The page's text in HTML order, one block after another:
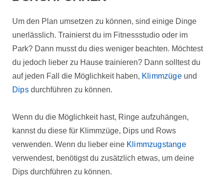
Um den Plan umsetzen zu können, sind einige Dinge
unerlässlich. Trainierst du im Fitnessstudio oder im
Park? Dann musst du dies weniger beachten. Möchtest
du jedoch lieber zu Hause trainieren? Dann solltest du
auf jeden Fall die Möglichkeit haben, Klimmzügeund
Dipsdurchführen zu können.
Wenn du die Möglichkeit hast, Ringe aufzuhängen,
kannst du diese für Klimmzüge, Dips und Rows
verwenden. Wenn du lieber eine Klimmzugstange
verwendest, benötigst du zusätzlich etwas, um deine
Dips durchführen zu können.